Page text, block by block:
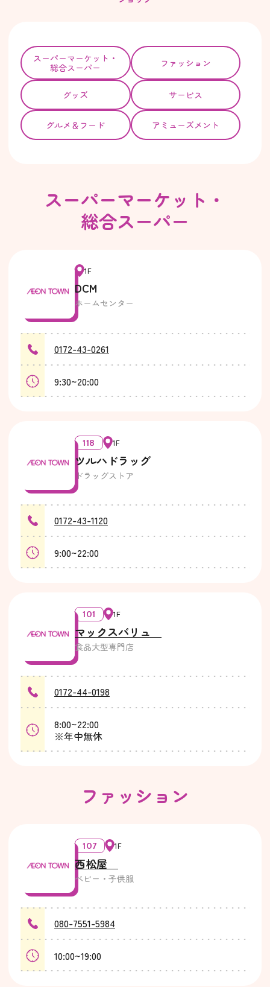
スーパーマーケット・
総合スーパー
ファッション
グッズ サービス
グルメ＆フード アミューズメント
スーパーマーケット・
総合スーパー
1F
DCM
ホームセンター
0172-43-0261
9:30~20:00
118 1F
ツルハドラッグ
ドラッグストア
0172-43-1120
9:00~22:00
101 1F
マックスバリュ
食品大型専門店
0172-44-0198
8:00~22:00
※年中無休
ファッション
107 1F
西松屋
ベビー・子供服
080-7551-5984
10:00~19:00